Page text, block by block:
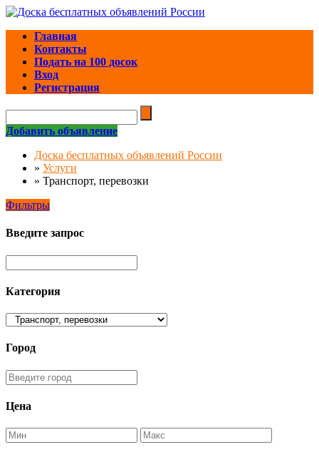
Главная
Контакты
Подать на 100 досок
Вход
Регистрация
Добавить объявление
Доска бесплатных объявлений России
» Услуги
» Транспорт, перевозки
Фильтры
Введите запрос
Категория
Город
Цена